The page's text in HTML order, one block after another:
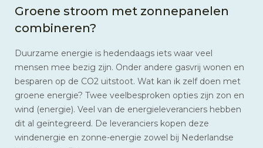
Groene stroom met zonnepanelen
combineren?
Duurzame energie is hedendaags iets waar veel
mensen mee bezig zijn. Onder andere gasvrij wonen en
besparen op de CO2 uitstoot. Wat kan ik zelf doen met
groene energie? Twee veelbesproken opties zijn zon en
wind (energie). Veel van de energieleveranciers hebben
dit al geïntegreerd. De leveranciers kopen deze
windenergie en zonne-energie zowel bij Nederlandse